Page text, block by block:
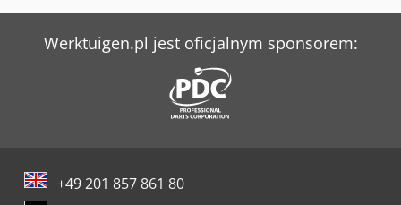
Werktuigen.pl jest oficjalnym sponsorem:
+49 201 857 861 80